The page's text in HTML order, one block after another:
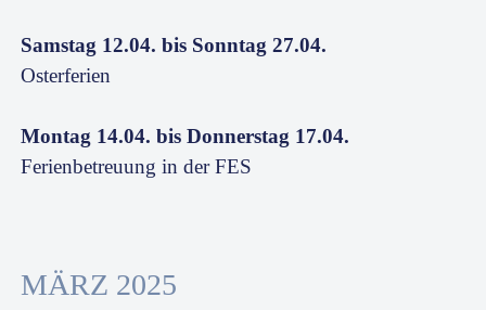
Samstag 12.04. bis Sonntag 27.04.
Osterferien
Montag 14.04. bis Donnerstag 17.04.
Ferienbetreuung in der FES
MÄRZ 2025